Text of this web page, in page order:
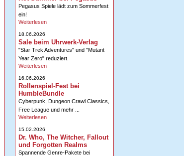
Pegasus Spiele lädt zum Sommerfest
ein!
Weiterlesen
18.06.2026
Sale beim Uhrwerk-Verlag
"Star Trek Adventures" und "Mutant
Year Zero" reduziert.
Weiterlesen
16.06.2026
Rollenspiel-Fest bei
HumbleBundle
Cyberpunk, Dungeon Crawl Classics,
Free League und mehr ...
Weiterlesen
15.02.2026
Dr. Who, The Witcher, Fallout
und Forgotten Realms
Spannende Genre-Pakete bei